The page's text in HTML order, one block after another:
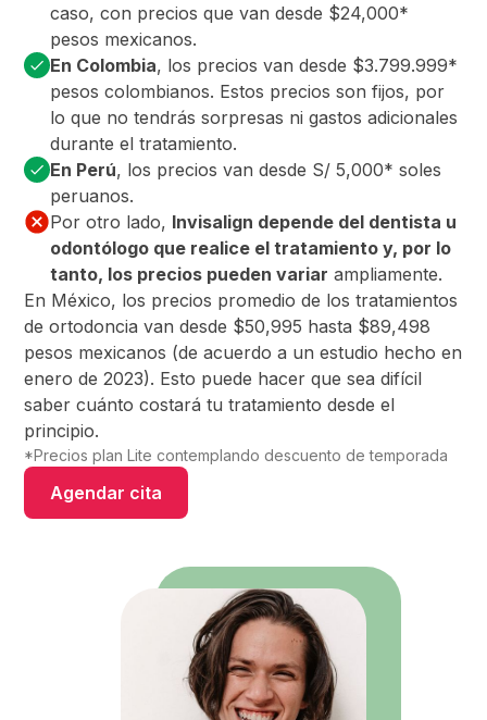
caso, con precios que van desde $24,000*
pesos mexicanos.
En Colombia, los precios van desde $3.799.999*
pesos colombianos. Estos precios son fijos, por
lo que no tendrás sorpresas ni gastos adicionales
durante el tratamiento.
En Perú, los precios van desde S/ 5,000* soles
peruanos.
Por otro lado, Invisalign depende del dentista u
odontólogo que realice el tratamiento y, por lo
tanto, los precios pueden variar ampliamente.
En México, los precios promedio de los tratamientos
de ortodoncia van desde $50,995 hasta $89,498
pesos mexicanos (de acuerdo a un estudio hecho en
enero de 2023). Esto puede hacer que sea difícil
saber cuánto costará tu tratamiento desde el
principio.
*Precios plan Lite contemplando descuento de temporada
Agendar cita